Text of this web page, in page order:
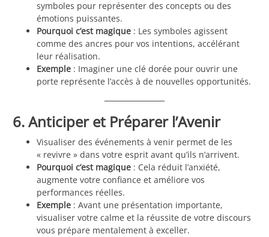
symboles pour représenter des concepts ou des
émotions puissantes.
Pourquoi c’est magique : Les symboles agissent
comme des ancres pour vos intentions, accélérant
leur réalisation.
Exemple : Imaginer une clé dorée pour ouvrir une
porte représente l’accès à de nouvelles opportunités.
6. Anticiper et Préparer l’Avenir
Visualiser des événements à venir permet de les
« revivre » dans votre esprit avant qu’ils n’arrivent.
Pourquoi c’est magique : Cela réduit l’anxiété,
augmente votre confiance et améliore vos
performances réelles.
Exemple : Avant une présentation importante,
visualiser votre calme et la réussite de votre discours
vous prépare mentalement à exceller.